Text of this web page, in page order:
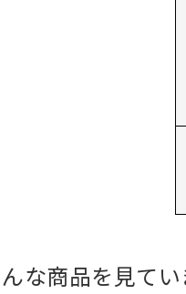
な商品を見てい